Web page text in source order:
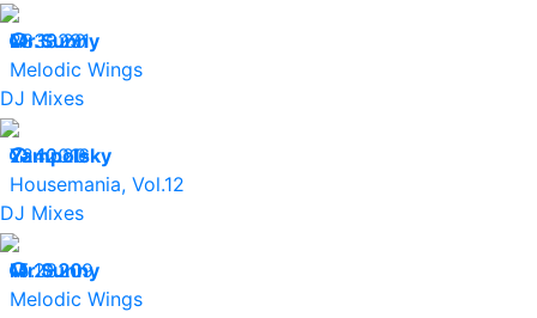
23.10.20
33231
Mr.Sunny
Melodic Wings
DJ Mixes
22.10.20
42016
Yampolsky
Housemania, Vol.12
DJ Mixes
15.10.20
28209
Mr.Sunny
Melodic Wings